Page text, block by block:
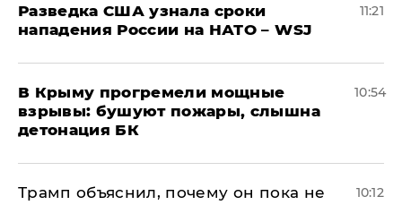
Разведка США узнала сроки
нападения России на НАТО – WSJ
11:21
В Крыму прогремели мощные
взрывы: бушуют пожары, слышна
детонация БК
10:54
Трамп объяснил, почему он пока не
10:12